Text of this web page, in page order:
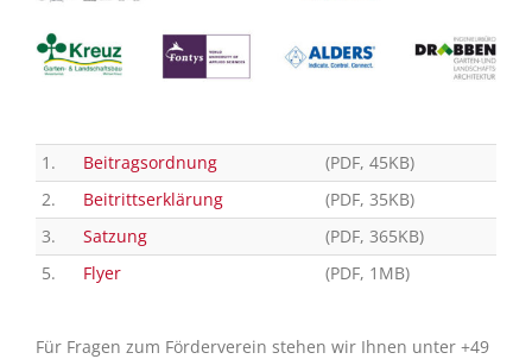
1. Beitragsordnung
(PDF, 45KB)
2.
Beitrittserklärung
(PDF, 35KB)
3.
Satzung
(PDF, 365KB)
5.
Flyer (PDF, 1MB)
Für Fragen zum Förderverein stehen wir Ihnen unter +49